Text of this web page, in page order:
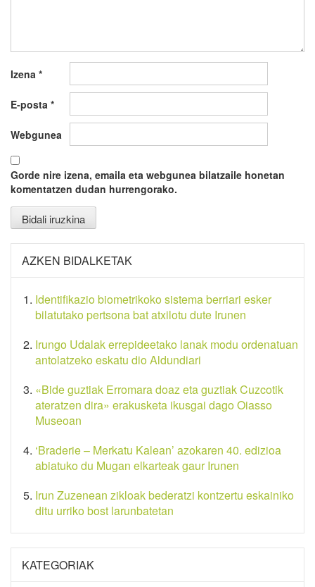
Izena *
E-posta *
Webgunea
Gorde nire izena, emaila eta webgunea bilatzaile honetan
komentatzen dudan hurrengorako.
AZKEN BIDALKETAK
Identifikazio biometrikoko sistema berriari esker
bilatutako pertsona bat atxilotu dute Irunen
Irungo Udalak errepideetako lanak modu ordenatuan
antolatzeko eskatu dio Aldundiari
«Bide guztiak Erromara doaz eta guztiak Cuzcotik
ateratzen dira» erakusketa ikusgai dago Oiasso
Museoan
‘Braderie – Merkatu Kalean’ azokaren 40. edizioa
abiatuko du Mugan elkarteak gaur Irunen
Irun Zuzenean zikloak bederatzi kontzertu eskainiko
ditu urriko bost larunbatetan
KATEGORIAK